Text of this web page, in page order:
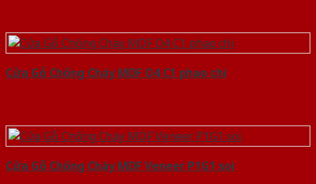
Cửa Gỗ Chống Cháy MDF O4 C1 phao chi
Cửa Gỗ Chống Cháy MDF Veneer P1G1 soi